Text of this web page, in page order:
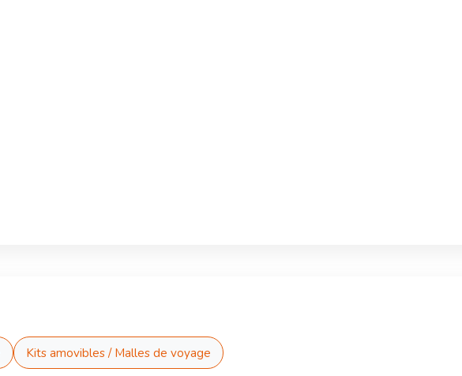
Kits amovibles / Malles de voyage